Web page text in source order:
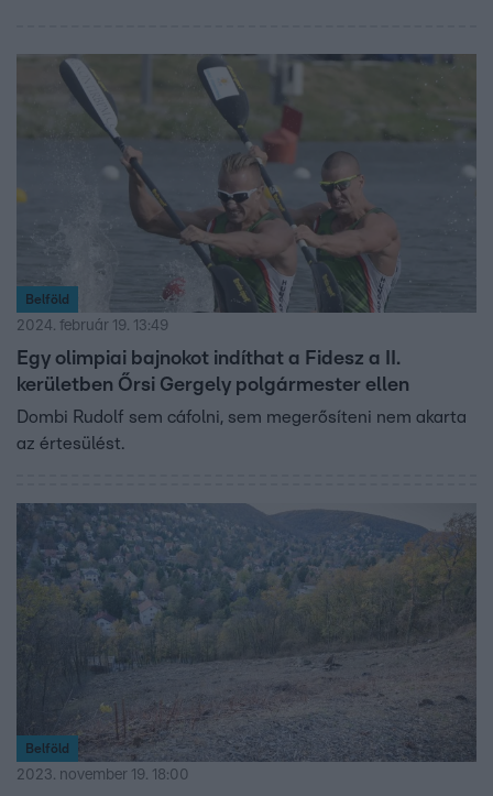
Belföld
2024. február 19. 13:49
Egy olimpiai bajnokot indíthat a Fidesz a II.
kerületben Őrsi Gergely polgármester ellen
Dombi Rudolf sem cáfolni, sem megerősíteni nem akarta
az értesülést.
Belföld
2023. november 19. 18:00